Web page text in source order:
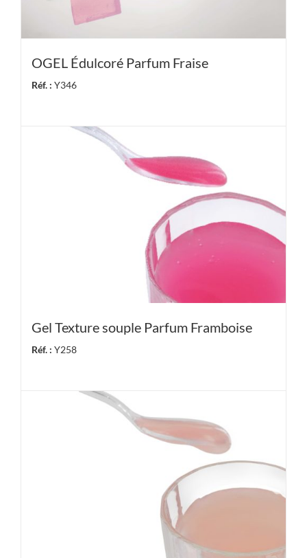
OGEL Édulcoré Parfum Fraise
Réf. : Y346
Gel Texture souple Parfum Framboise
Réf. : Y258